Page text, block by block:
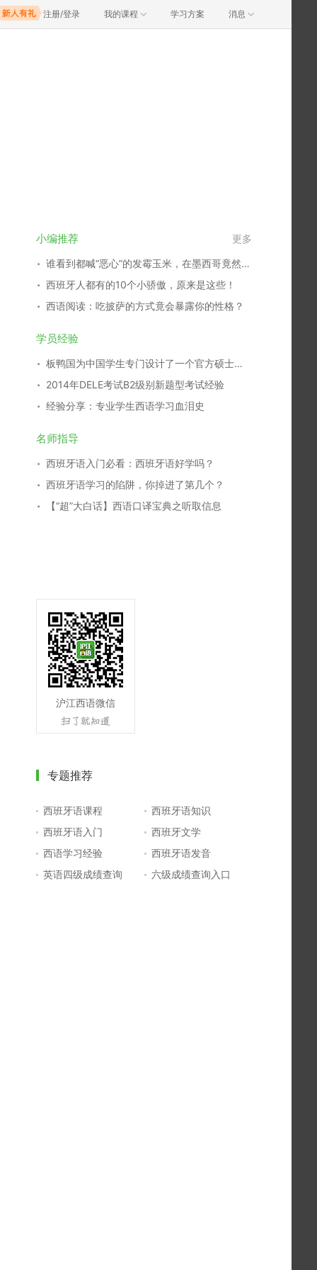
注册/登录 我的课程 学习方案 消息
小编推荐 更多
谁看到都喊“恶心”的发霉玉米，在墨西哥竟然是高档美食？
西班牙人都有的10个小骄傲，原来是这些！
西语阅读：吃披萨的方式竟会暴露你的性格？
学员经验
板鸭国为中国学生专门设计了一个官方硕士专业
2014年DELE考试B2级别新题型考试经验
经验分享：专业学生西语学习血泪史
名师指导
西班牙语入门必看：西班牙语好学吗？
西班牙语学习的陷阱，你掉进了第几个？
【“超”大白话】西语口译宝典之听取信息
沪江西语微信
专题推荐
西班牙语课程
西班牙语知识
西班牙语入门
西班牙文学
西语学习经验
西班牙语发音
英语四级成绩查询
六级成绩查询入口